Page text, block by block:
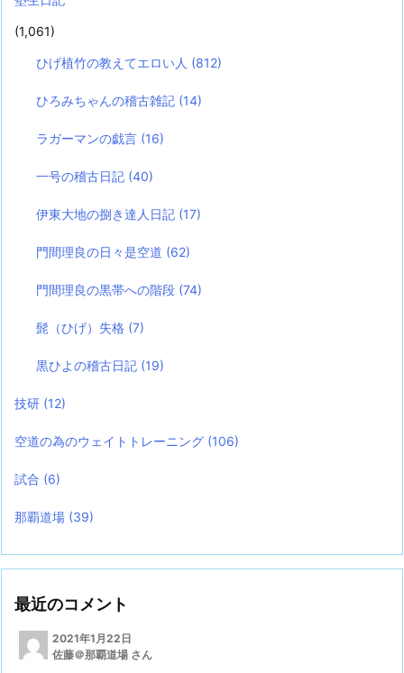
(1,061)
ひげ植竹の教えてエロい人 (812)
ひろみちゃんの稽古雑記 (14)
ラガーマンの戯言 (16)
一号の稽古日記 (40)
伊東大地の捌き達人日記 (17)
門間理良の日々是空道 (62)
門間理良の黒帯への階段 (74)
髭（ひげ）失格 (7)
黒ひよの稽古日記 (19)
技研 (12)
空道の為のウェイトトレーニング (106)
試合 (6)
那覇道場 (39)
最近のコメント
2021年1月22日
佐藤＠那覇道場 さん